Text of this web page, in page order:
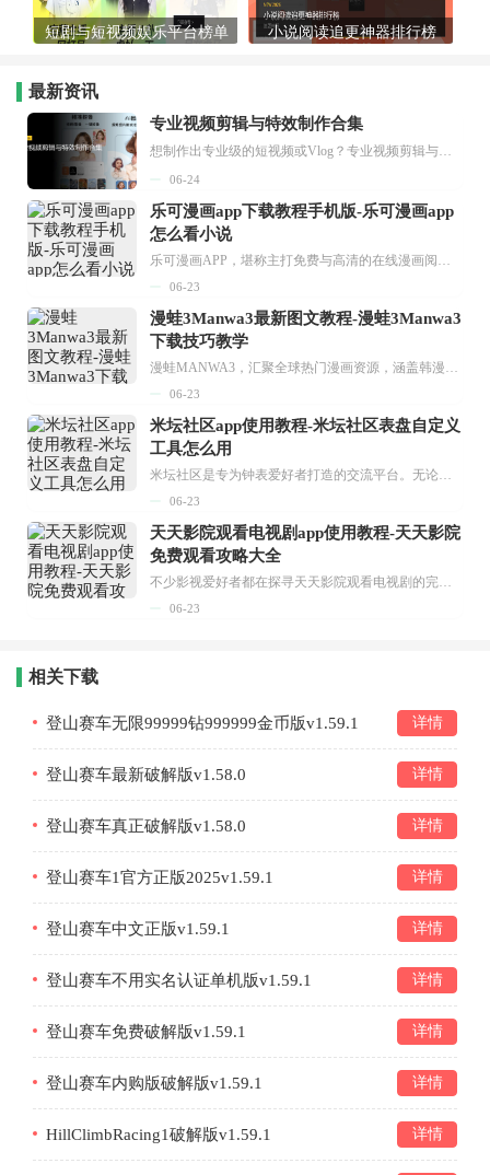
短剧与短视频娱乐平台榜单 小说阅读追更神器排行榜
最新资讯
专业视频剪辑与特效制作合集
想制作出专业级的短视频或Vlog？专业视频剪辑与特效制作大全专题为你提供了从剪辑、抠像到特效包装的全套解决方案。无论是添加炫酷的片头、进行精准的视频抠图，还是制...
06-24
乐可漫画app下载教程手机版-乐可漫画app
怎么看小说
06-23
漫蛙3Manwa3最新图文教程-漫蛙3Manwa3
下载技巧教学
06-23
米坛社区app使用教程-米坛社区表盘自定义
工具怎么用
06-23
天天影院观看电视剧app使用教程-天天影院
免费观看攻略大全
06-23
相关下载
登山赛车无限99999钻999999金币版v1.59.1 详情
登山赛车最新破解版v1.58.0 详情
登山赛车真正破解版v1.58.0 详情
登山赛车1官方正版2025v1.59.1 详情
登山赛车中文正版v1.59.1 详情
登山赛车不用实名认证单机版v1.59.1 详情
登山赛车免费破解版v1.59.1 详情
登山赛车内购版破解版v1.59.1 详情
HillClimbRacing1破解版v1.59.1 详情